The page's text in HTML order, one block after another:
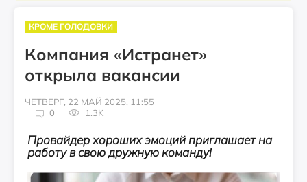
КРОМЕ ГОЛОДОВКИ
Компания «Истранет»
открыла вакансии
ЧЕТВЕРГ, 22 МАЙ 2025, 11:55
0
1.3K
Провайдер хороших эмоций приглашает на
работу в свою дружную команду!